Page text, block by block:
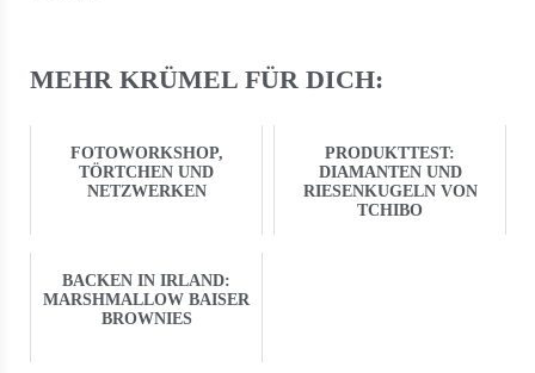
MEHR KRÜMEL FÜR DICH:
FOTOWORKSHOP,
TÖRTCHEN UND
NETZWERKEN
PRODUKTTEST:
DIAMANTEN UND
RIESENKUGELN VON
TCHIBO
BACKEN IN IRLAND:
MARSHMALLOW BAISER
BROWNIES